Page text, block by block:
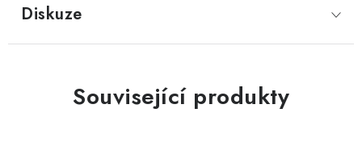
Diskuze
Související produkty